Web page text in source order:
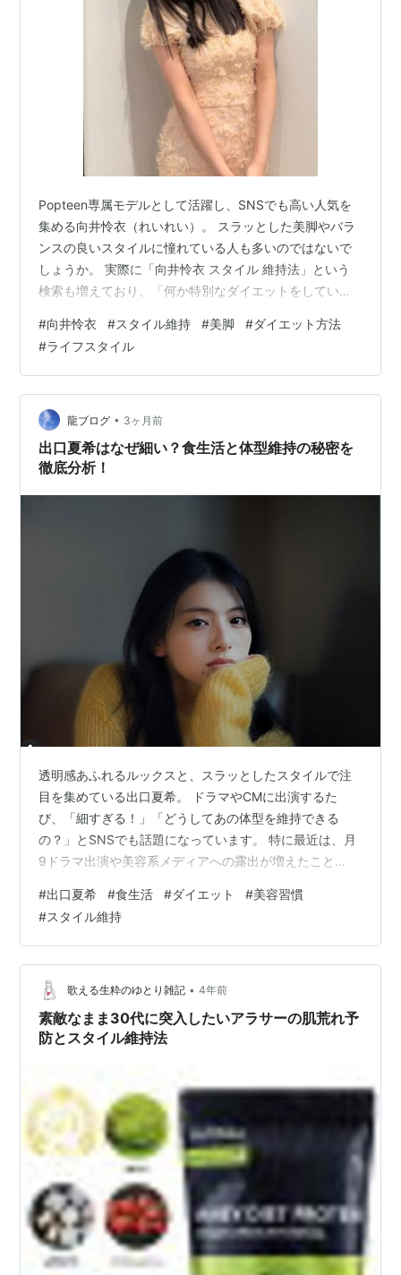
Popteen専属モデルとして活躍し、SNSでも高い人気を
集める向井怜衣（れいれい）。 スラッとした美脚やバラ
ンスの良いスタイルに憧れている人も多いのではないで
しょうか。 実際に「向井怜衣 スタイル 維持法」という
検索も増えており、「何か特別なダイエットをしている
くありません。 結論からいうと、向井怜衣さんのスタイ
ルの魅力は、極端なダイエットというよりも、日頃から
の体型管理や姿勢、美容意識の積み重ねにあると考えら
れます。 モデル活動やダンス経験による体の使い方も大
きく影響しているでしょう。 この記事では、向井怜衣さ
んのスタイルが注目される理由…
#向井怜衣 #スタイル維持 #美脚 #ダイエット方法
#ライフスタイル
龍ブログ • 3ヶ月前
出口夏希はなぜ細い？食生活と体型維持の秘密を
徹底分析！
透明感あふれるルックスと、スラッとしたスタイルで注
目を集めている出口夏希。 ドラマやCMに出演するた
び、「細すぎる！」「どうしてあの体型を維持できる
の？」とSNSでも話題になっています。 特に最近は、月
9ドラマ出演や美容系メディアへの露出が増えたこと
す。 しかし一方で、「過度なダイエットをしている
の？」「食べていないのでは？」と気になる人も多いよ
うです。 そこで本記事では、出口夏希さんの食生活やス
タイル維持法を徹底分析。 単なる憶測ではなく、本人の
雰囲気や発言、芸能界で求められる美容意識などを踏ま
えながら、“なぜ細いのか”を深掘りしていきま…
#出口夏希 #食生活 #ダイエット #美容習慣
#スタイル維持
歌える生粋のゆとり雑記 • 4年前
素敵なまま30代に突入したいアラサーの肌荒れ予
防とスタイル維持法